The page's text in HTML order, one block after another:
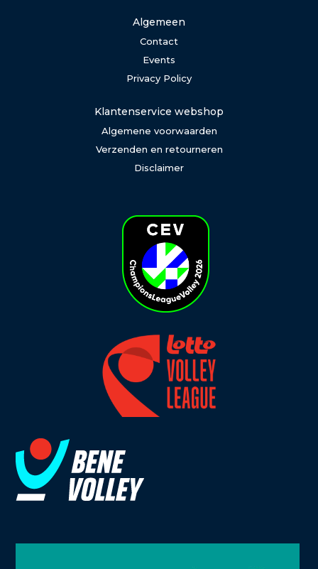
Algemeen
Contact
Events
Privacy Policy
Klantenservice webshop
Algemene voorwaarden
Verzenden en retourneren
Disclaimer